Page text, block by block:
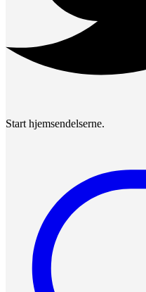
Start hjemsendelserne.